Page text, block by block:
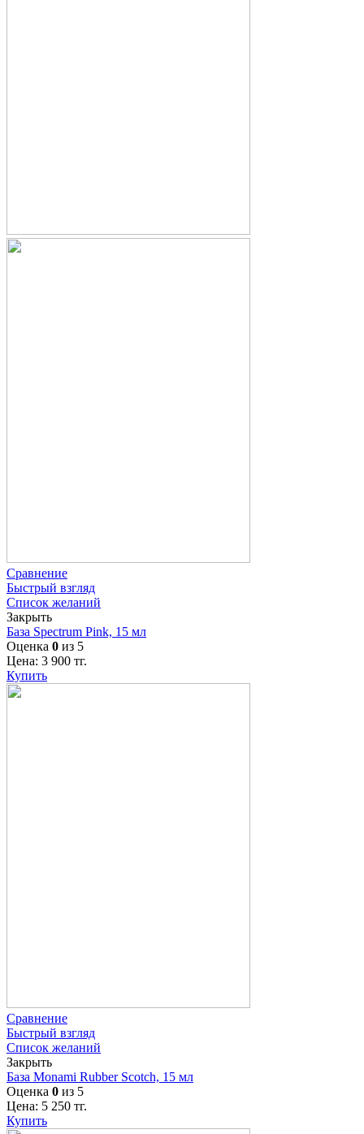
Сравнение
Быстрый взгляд
Список желаний
Закрыть
База Spectrum Pink, 15 мл
Оценка 0 из 5
Цена: 3 900 тг.
Купить
Сравнение
Быстрый взгляд
Список желаний
Закрыть
База Monami Rubber Scotch, 15 мл
Оценка 0 из 5
Цена: 5 250 тг.
Купить